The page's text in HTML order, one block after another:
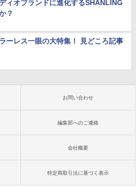
ィオブランドに進化するSHANLING
？
ーレス一眼の大特集！ 見どころ記事
お問い合わせ
編集部へのご連絡
会社概要
特定商取引法に基づく表示